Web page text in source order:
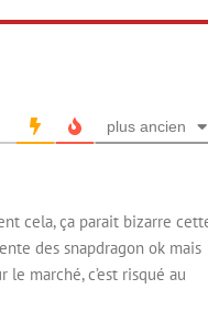
plus ancien
cela, ça parait bizarre
des snapdragon ok mais
marché, c’est risqué au